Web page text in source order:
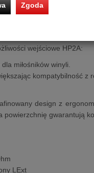
wzmacniacz
od zestawów
wejściowe HP2A:
miłośników winyli.
kompatybilność z
design z
gwarantują
LExt
Zgoda